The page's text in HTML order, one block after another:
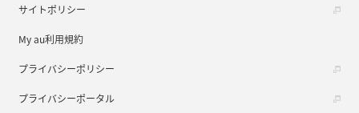
サイトポリシー
My au利用規約
プライバシーポリシー
プライバシーポータル